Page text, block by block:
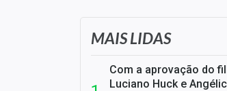
MAIS LIDAS
Com a aprovação do
Luciano Huck e